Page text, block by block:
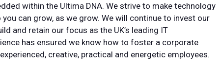
within the Ultima DNA. We strive to make technology
can grow, as we grow. We will continue to invest our
and retain our focus as the UK’s leading IT
has ensured we know how to foster a corporate
creative, practical and energetic employees.